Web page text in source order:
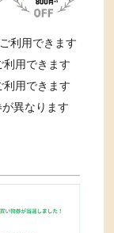
利用できます
用できます
用できます
異なります